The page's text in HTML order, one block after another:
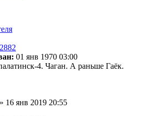
01 янв 1970 03:00
4. Чаган. А раньше Гаёк.
» 16 янв 2019 20:55